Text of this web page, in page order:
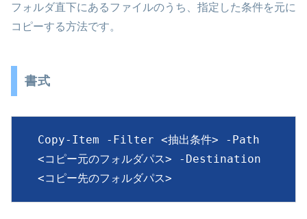
フォルダ直下にあるファイルのうち、指定した条件を元に
コピーする方法です。
書式
Copy-Item -Filter <抽出条件> -Path
<コピー元のフォルダパス> -Destination
<コピー先のフォルダパス>